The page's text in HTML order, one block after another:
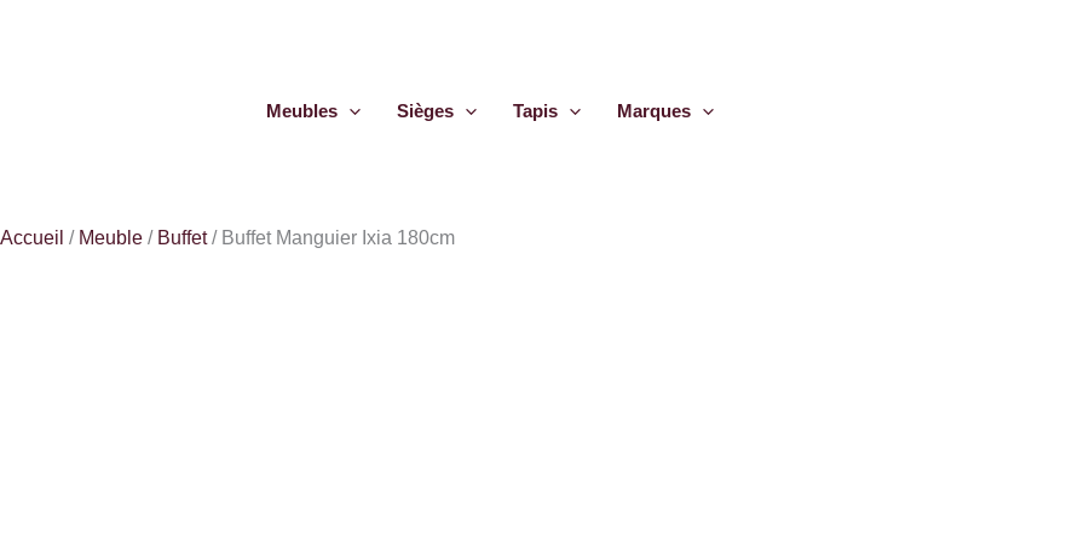
Meubles
Sièges Tapis Marques
Accueil / Meuble / Buffet/ Buffet Manguier Ixia 180cm